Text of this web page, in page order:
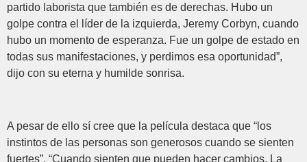
partido laborista que también es de derechas. Hubo un
golpe contra el líder de la izquierda, Jeremy Corbyn, cuando
hubo un momento de esperanza. Fue un golpe de estado en
todas sus manifestaciones, y perdimos esa oportunidad”,
dijo con su eterna y humilde sonrisa.
A pesar de ello sí cree que la película destaca que “los
instintos de las personas son generosos cuando se sienten
fuertes”. “Cuando sienten que pueden hacer cambios. La